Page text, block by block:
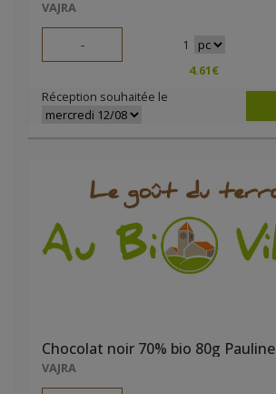
VAJRA
- 1
4.61€
Réception souhaitée le
Chocolat noir 70% bio 80g Pauline
VAJRA